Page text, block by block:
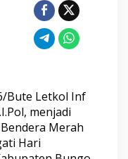
Bute Letkol Inf
menjadi
Merah
Hari